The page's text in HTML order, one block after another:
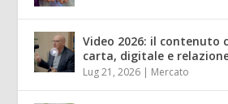
Video 2026: il contenuto
carta, digitale e
Lug 21, 2026 Mercato